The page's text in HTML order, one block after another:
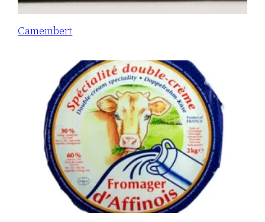
Camembert